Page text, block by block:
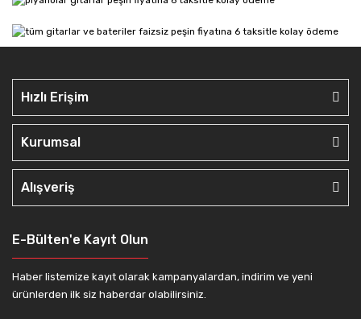
Hızlı Erişim
Kurumsal
Alışveriş
E-Bülten'e Kayıt Olun
Haber listemize kayıt olarak kampanyalardan, indirim ve yeni
ürünlerden ilk siz haberdar olabilirsiniz.